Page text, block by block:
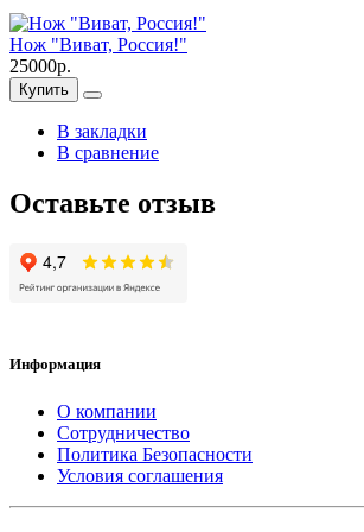
Нож "Виват, Россия!"
25000р.
Купить
В закладки
В сравнение
Оставьте отзыв
Информация
О компании
Сотрудничество
Политика Безопасности
Условия соглашения